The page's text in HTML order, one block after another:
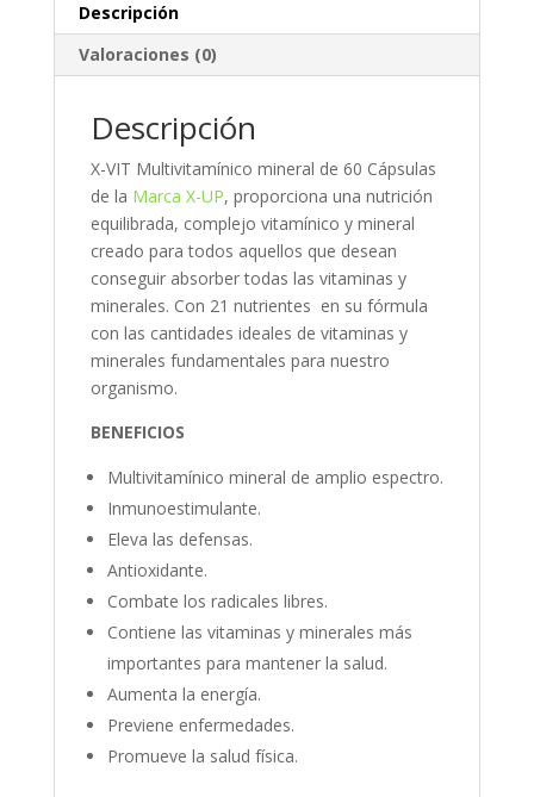
Descripción
Valoraciones (0)
Descripción
X-VIT Multivitamínico mineral de 60 Cápsulas
de la Marca X-UP, proporciona una nutrición
equilibrada, complejo vitamínico y mineral
creado para todos aquellos que desean
conseguir absorber todas las vitaminas y
minerales. Con 21 nutrientes en su fórmula
con las cantidades ideales de vitaminas y
minerales fundamentales para nuestro
organismo.
BENEFICIOS
Multivitamínico mineral de amplio espectro.
Inmunoestimulante.
Eleva las defensas.
Antioxidante.
Combate los radicales libres.
Contiene las vitaminas y minerales más
importantes para mantener la salud.
Aumenta la energía.
Previene enfermedades.
Promueve la salud física.